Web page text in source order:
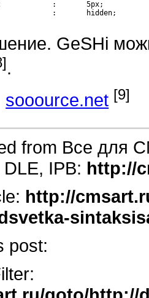
GeSHi
.
sooource.net [9]
from Все для
IPB: http://
http://
post: